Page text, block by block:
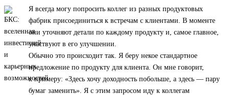
Я всегда могу попросить коллег из разных продуктовых
фабрик присоединиться к встречам с клиентами. В моменте
они уточняют детали по каждому продукту и, самое главное,
участвуют в его улучшении.
Обычно это происходит так. Я беру некое стандартное
предложение по продукту для клиента. Он мне говорит,
к примеру: «Здесь хочу доходность побольше, а здесь — пару
бумаг заменить». Я с этим запросом иду к коллегам